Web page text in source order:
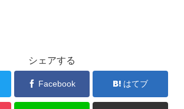
シェアする
Facebook はてブ